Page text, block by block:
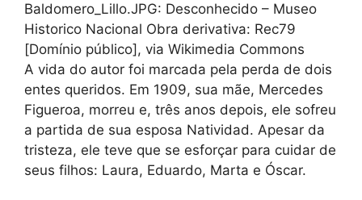
Baldomero_Lillo.JPG: Desconhecido – Museo
Historico Nacional Obra derivativa: Rec79
[Domínio público], via Wikimedia Commons
A vida do autor foi marcada pela perda de dois
entes queridos. Em 1909, sua mãe, Mercedes
Figueroa, morreu e, três anos depois, ele sofreu
a partida de sua esposa Natividad. Apesar da
tristeza, ele teve que se esforçar para cuidar de
seus filhos: Laura, Eduardo, Marta e Óscar.